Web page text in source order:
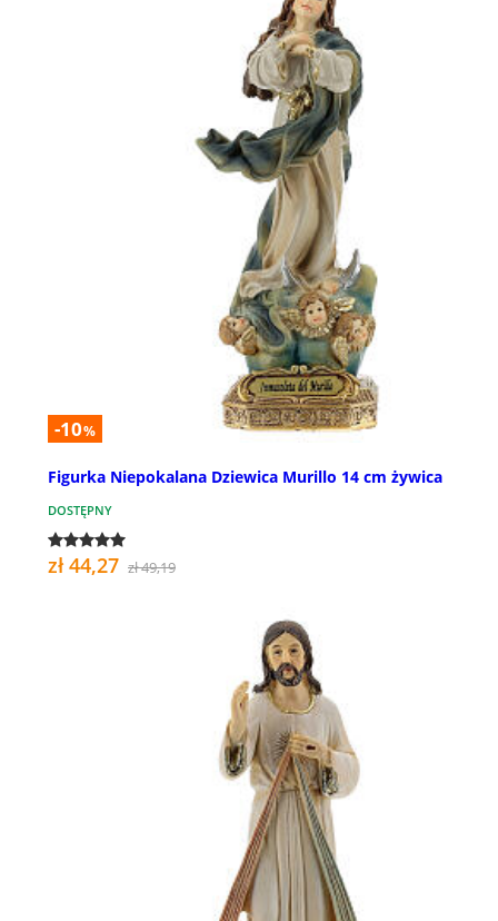
-10%
Figurka Niepokalana Dziewica Murillo 14 cm żywica
DOSTĘPNY
zł 44,27 zł 49,19